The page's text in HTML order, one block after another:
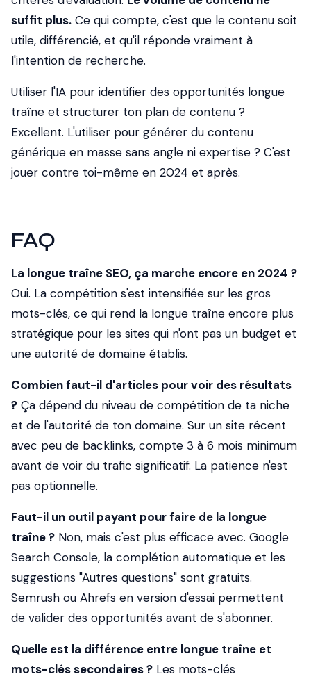
suffit plus. Ce qui compte, c'est que le contenu soit
utile, différencié, et qu'il réponde vraiment à
l'intention de recherche.
Utiliser l'IA pour identifier des opportunités longue
traîne et structurer ton plan de contenu ?
Excellent. L'utiliser pour générer du contenu
générique en masse sans angle ni expertise ? C'est
jouer contre toi-même en 2024 et après.
FAQ
La longue traîne SEO, ça marche encore en 2024 ?
Oui. La compétition s'est intensifiée sur les gros
mots-clés, ce qui rend la longue traîne encore plus
stratégique pour les sites qui n'ont pas un budget et
une autorité de domaine établis.
Combien faut-il d'articles pour voir des résultats
? Ça dépend du niveau de compétition de ta niche
et de l'autorité de ton domaine. Sur un site récent
avec peu de backlinks, compte 3 à 6 mois minimum
avant de voir du trafic significatif. La patience n'est
pas optionnelle.
Faut-il un outil payant pour faire de la longue
traîne ? Non, mais c'est plus efficace avec. Google
Search Console, la complétion automatique et les
suggestions "Autres questions" sont gratuits.
Semrush ou Ahrefs en version d'essai permettent
de valider des opportunités avant de s'abonner.
Quelle est la différence entre longue traîne et
mots-clés secondaires ? Les mots-clés